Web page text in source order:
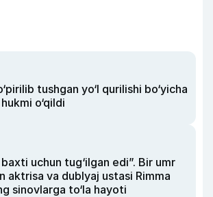
tushgan yo‘l qurilishi bo‘yicha
o‘qildi
uchun tug‘ilgan edi”. Bir umr
aktrisa va dublyaj ustasi Rimma
sinovlarga to‘la hayoti